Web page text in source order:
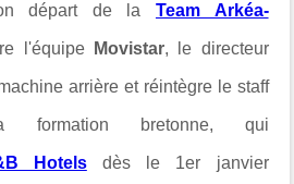
départ de la Team Arkéa-
l'équipe Movistar, le directeur
arrière et réintègre le staff
formation bretonne, qui
Hotelsdès le 1er janvier